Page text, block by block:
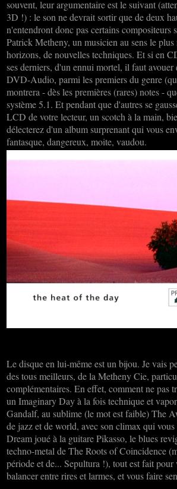
souvent, leur argumentaire est le suivant
3D !) : le son ne devrait sortir que de deux
n'entendront donc pas certains
Patrick Metheny, un musicien au sens le
horizons, de nouvelles techniques. Et si en
ses derniers, d'un ennui mortel, il faut
DVD-Audio, parmi les premiers du genre
montrera - dès les premières (rares) notes -
système 5.1. Et pendant que d'autres se
LCD de votre lecteur, un scotch à la main,
délecterez d'un album surprenant qui vous
fantasque, dangereux, moite, vaudou.
Le disque en lui-même est un bijou. Je vais
des tous meilleurs, de la Metheny Cie,
complémentaires. En effet, comment ne pas
un Imaginary Day à la fois technique et
Gandalf, au sublime (le mot est faible) The
de jazz et de world, avec son climax qui
Dream joué à la guitare Pikasso, le blues
techno-metal de The Roots of Coincidence
période et de... Sepultura !), tout est fait
balancer entre rires et larmes, et vous faire